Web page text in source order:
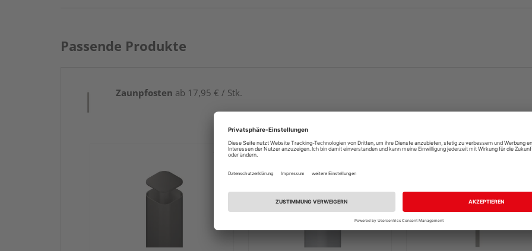
Passende Produkte
Zaunpfosten ab 17,95 € / Stk.